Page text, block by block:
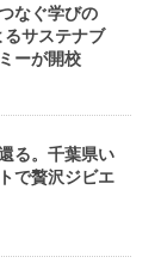
なぐ学びの
るサステナブ
ーが開校
る。千葉県い
で贅沢ジビエ